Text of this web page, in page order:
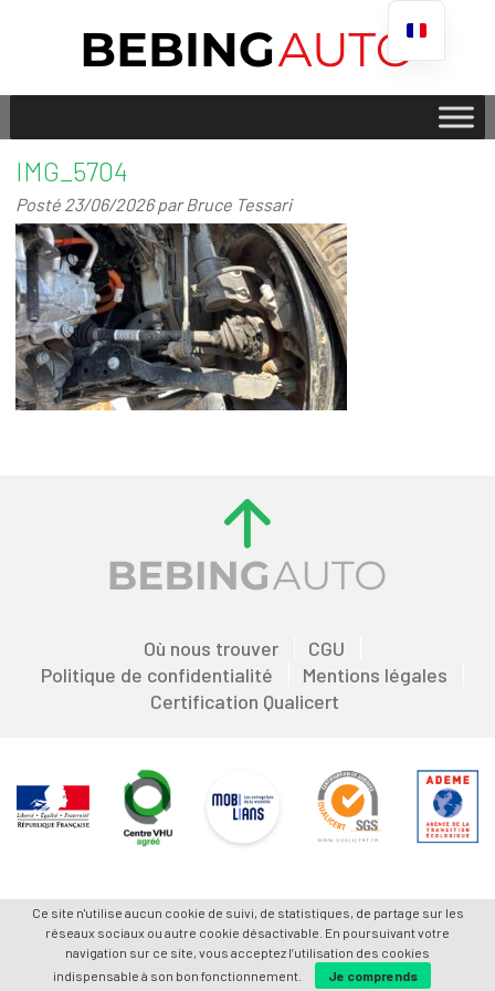
IMG_5704
Posté 23/06/2026parBruce Tessari
Où nous trouver
CGU
Politique de confidentialité
Mentions légales
Certification Qualicert
Ce site n'utilise aucun cookie de suivi, de statistiques, de partage sur les
réseaux sociaux ou autre cookie désactivable. En poursuivant votre
navigation sur ce site, vous acceptez l’utilisation des cookies
indispensable à son bon fonctionnement.
Je comprends